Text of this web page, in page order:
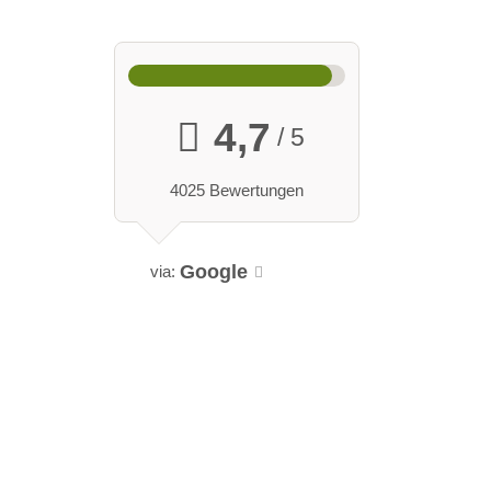
4,7 / 5
4025 Bewertungen
via: Google